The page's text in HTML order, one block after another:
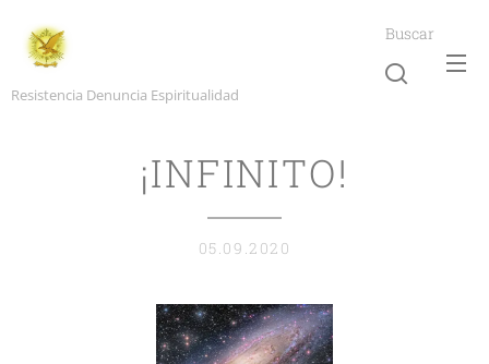
Resistencia Denuncia Espiritualidad
Buscar
¡INFINITO!
05.09.2020